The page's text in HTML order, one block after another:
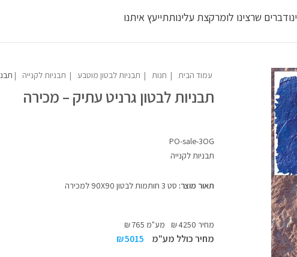
דברים שרצינו לומרקצת עלינותתייעץ איתנו
עמוד הבית
תבניות לבטון גרניט עתיק – מכירה
PO-sale-3OG
תבניות לקנייה
תאור מוצר: סט 3 חותמות לבטון 90X90 למכירה
מחיר ₪4250 מע"מ ₪765
מחיר כולל מע"מ ₪5015